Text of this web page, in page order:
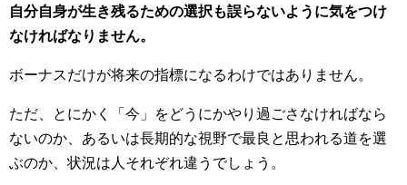
自分自身が生き残るための選択も誤らないように気をつけ
なければなりません。
ボーナスだけが将来の指標になるわけではありません。
ただ、とにかく「今」をどうにかやり過ごさなければなら
ないのか、あるいは長期的な視野で最良と思われる道を選
ぶのか、状況は人それぞれ違うでしょう。